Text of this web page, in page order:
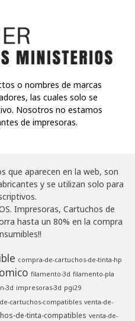
o nombres de marcas
las cuales solo se
Nosotros no estamos
de impresoras.
que aparecen en la web, son
y se utilizan solo para
Impresoras, Cartuchos de
hasta un 80% en la compra
compra-de-cartuchos-de-tinta-hp
filamento-3d filamento-pla
3d impresoras-3d pgi29
cartuchos-compatibles venta-de-
de-tinta-compatibles venta-de-